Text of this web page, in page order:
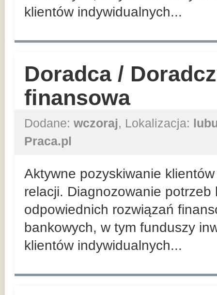
klientów indywidualnych...
Doradca /
finansowa
Dodane: wczoraj, Lokalizacja:
Praca.pl
Aktywne pozyskiwanie
relacji. Diagnozowanie
odpowiednich rozwiązań
bankowych, w tym funduszy
klientów indywidualnych...